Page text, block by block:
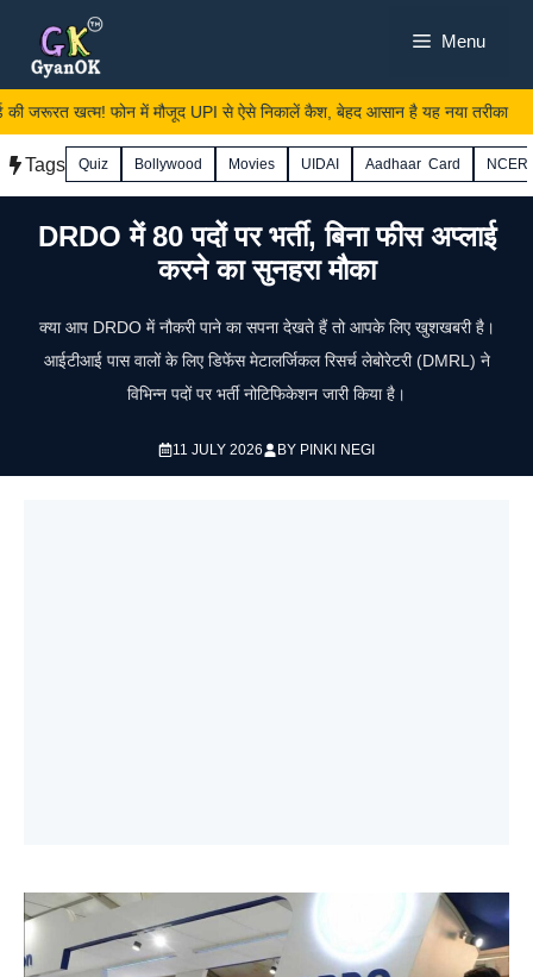
content
Menu
जरूरत खत्म! फोन में मौजूद UPI से ऐसे निकालें कैश, बेहद आसान है यह नया तरीका
Tags Quiz Bollywood Movies UIDAI Aadhaar Card
DRDO में 80 पदों पर भर्ती, बिना फीस अप्लाई
करने का सुनहरा मौका
क्या आप DRDO में नौकरी पाने का सपना देखते हैं तो आपके लिए खुशखबरी है।
आईटीआई पास वालों के लिए डिफेंस मेटालर्जिकल रिसर्च लेबोरेटरी (DMRL) ने
विभिन्न पदों पर भर्ती नोटिफिकेशन जारी किया है।
11 JULY 2026 BY PINKI NEGI